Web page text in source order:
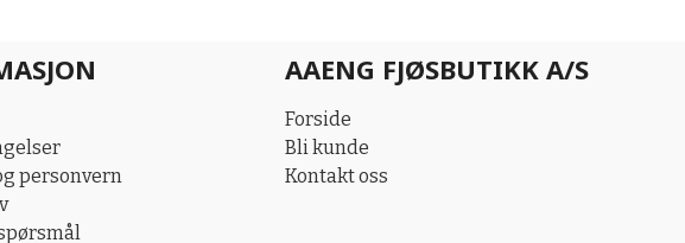
personvern
AAENG FJØSBUTIKK A/S
Forside
Bli kunde
Kontakt oss